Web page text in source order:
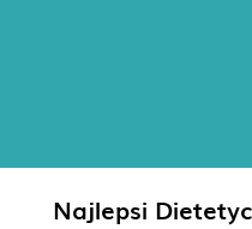
Najlepsi